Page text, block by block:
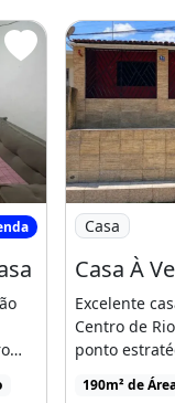
sendo 1
ideal para
e ventilada
bancário pela
Casa Imagem:
Casa
Excelente
Centro de
ponto
quadra
190m² de